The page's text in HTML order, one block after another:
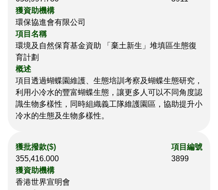
獲資助機構
環保協進會有限公司
項目名稱
環境及自然保育基金資助 「棄土新生」堆填區生態復
育計劃
概述
項目透過蝴蝶園維護、生態培訓考察及蝴蝶生態研究，
利用小冷水的豐富蝴蝶生態，讓更多人可以不同角度認
識生物多樣性，同時組織義工隊維護園區，協助提升小
冷水的生態及生物多樣性。
獲批撥款($)
355,416.000
項目編號
3899
獲資助機構
香港世界宣明會